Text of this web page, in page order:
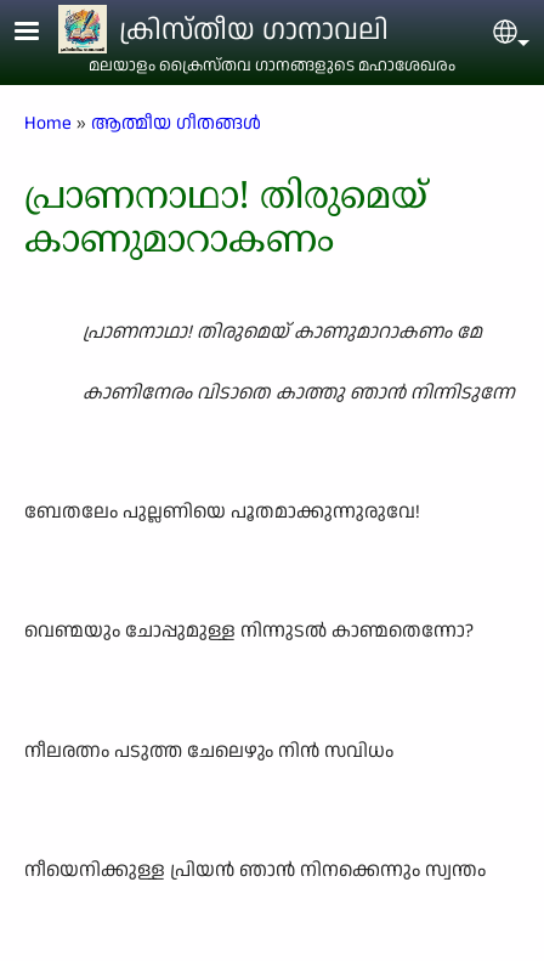
Skip to main contentക്രിസ്തീയ ഗാനാവലി
മലയാളം ക്രൈസ്തവ ഗാനങ്ങളുടെ മഹാശേഖരം
Breadcrumb
Home ആത്മീയ ഗീതങ്ങൾ
പ്രാണനാഥാ! തിരുമെയ്
കാണുമാറാകണം
പ്രാണനാഥാ! തിരുമെയ് കാണുമാറാകണം മേ
കാണിനേരം വിടാതെ കാത്തു ഞാൻ നിന്നിടുന്നേ
ബേതലേം പുല്ലണിയെ പൂതമാക്കുന്നുരുവേ!
വെണ്മയും ചോപ്പുമുള്ള നിന്നുടൽ കാണ്മതെന്നോ?
നീലരത്നം പടുത്ത ചേലെഴും നിൻ സവിധം
നീയെനിക്കുള്ള പ്രിയൻ ഞാൻ നിനക്കെന്നും സ്വന്തം